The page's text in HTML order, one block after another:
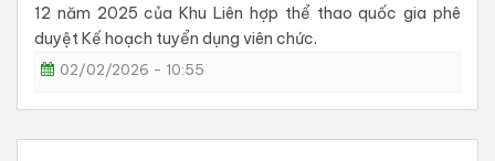
12 năm 2025 của Khu Liên hợp thể thao quốc gia phê
duyệt Kế hoạch tuyển dụng viên chức.
02/02/2026 - 10:55